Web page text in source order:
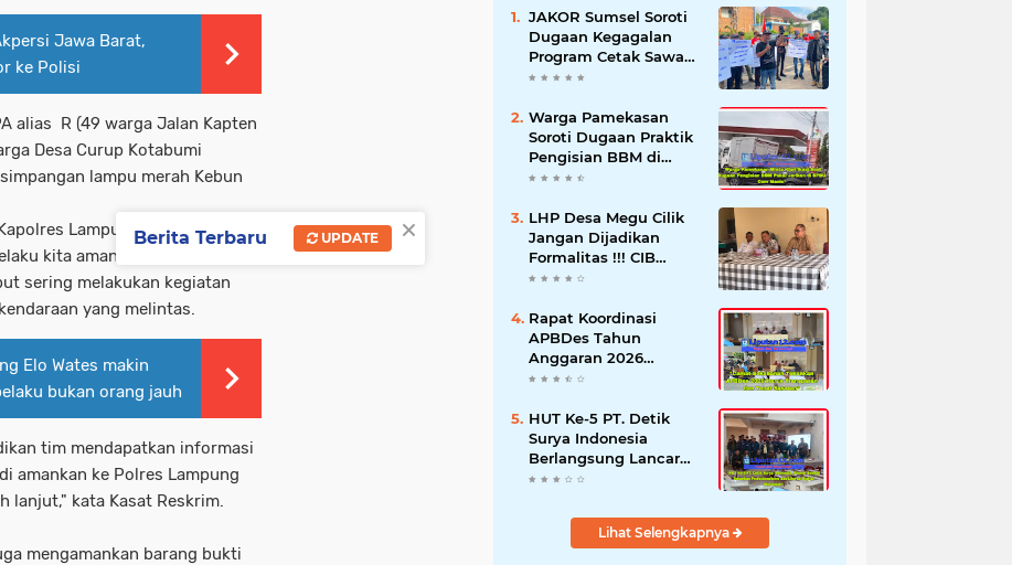
Jawa Barat,
ke Polisi
alias R (49 warga Jalan Kapten
Desa Curup Kotabumi
lampu merah Kebun
Lampung Utara AKBP
kita amankan atas adanya
sering melakukan kegiatan
yang melintas.
Elo Wates makin
bukan orang jauh
tim mendapatkan informasi
amankan ke Polres Lampung
lanjut," kata Kasat Reskrim.
mengamankan barang bukti
JAKOR Sumsel Soroti
Dugaan Kegagalan
Program Cetak Sawah
Rp105 Miliar di Ogan
Pertanian Mundur
Warga Pamekasan
Soroti Dugaan Praktik
Pengisian BBM di
SPBU Cem Manis,
Pengawasan
LHP Desa Megu Cilik
Jangan Dijadikan
Formalitas !!! CIB
Desak Inspektorat
dan Hentikan Dugaan
Permainan Oknum
Rapat Koordinasi
APBDes Tahun
Anggaran 2026
Semester II,
Sokobanah Libatkan 12
Desa
HUT Ke-5 PT. Detik
Surya Indonesia
Berlangsung Lancar
dan Profesional,
Wartawan
Lihat Selengkapnya
×
Berita Terbaru UPDATE